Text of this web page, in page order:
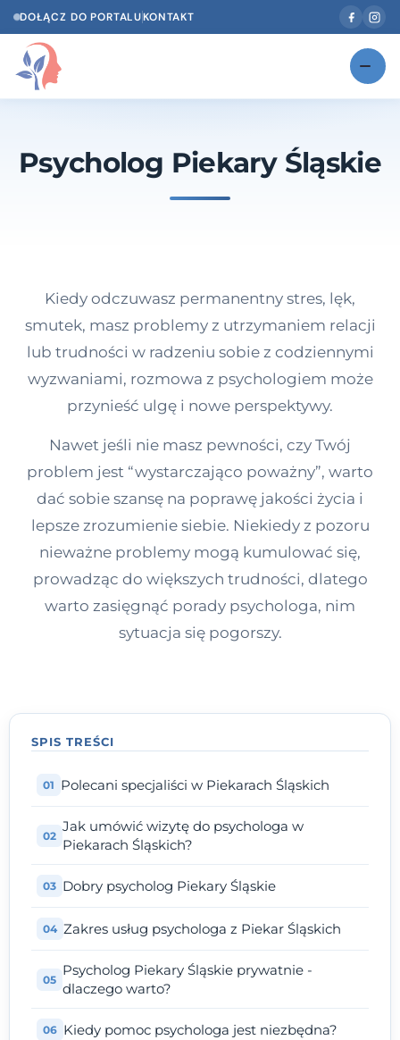
DOŁĄCZ DO PORTALUKONTAKT
GabinetyNOWOŚĆ
Dawka wiedzy
Dla specjalistów
Psycholog Piekary Śląskie
Kiedy odczuwasz permanentny stres, lęk,
smutek, masz problemy z utrzymaniem relacji
lub trudności w radzeniu sobie z codziennymi
wyzwaniami, rozmowa z psychologiem może
przynieść ulgę i nowe perspektywy.
Nawet jeśli nie masz pewności, czy Twój
problem jest “wystarczająco poważny”, warto
dać sobie szansę na poprawę jakości życia i
lepsze zrozumienie siebie. Niekiedy z pozoru
nieważne problemy mogą kumulować się,
prowadząc do większych trudności, dlatego
warto zasięgnąć porady psychologa, nim
sytuacja się pogorszy.
SPIS TREŚCI
Polecani specjaliści w Piekarach Śląskich
Jak umówić wizytę do psychologa w
Piekarach Śląskich?
Dobry psycholog Piekary Śląskie
Zakres usług psychologa z Piekar Śląskich
Psycholog Piekary Śląskie prywatnie -
dlaczego warto?
Kiedy pomoc psychologa jest niezbędna?